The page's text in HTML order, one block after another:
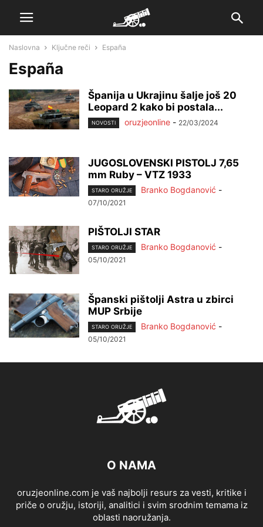
Naslovna Ključne reči España
España
Španija u Ukrajinu šalje još 20
Leopard 2 kako bi postala...
NOVOSTI oruzjeonline - 22/03/2024
JUGOSLOVENSKI PISTOLJ 7,65
mm Ruby – VTZ 1933
STARO ORUŽJE Branko Bogdanović -
07/10/2021
PIŠTOLJI STAR
STARO ORUŽJE Branko Bogdanović -
05/10/2021
Španski pištolji Astra u zbirci
MUP Srbije
STARO ORUŽJE Branko Bogdanović -
05/10/2021
O NAMA
oruzjeonline.com je vaš najbolji resurs za vesti, kritike i
priče o oružju, istoriji, analitici i svim srodnim temama iz
oblasti naoružanja.